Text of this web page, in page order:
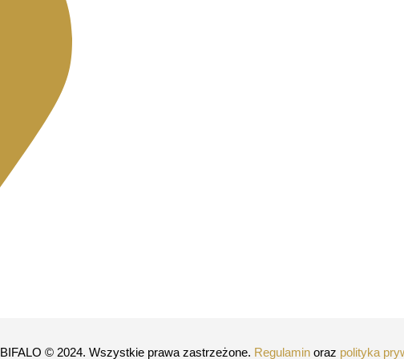
BIFALO © 2024. Wszystkie prawa zastrzeżone. Regulaminoraz polityka